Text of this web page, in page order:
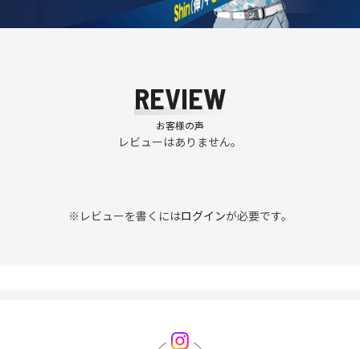
REVIEW
お客様の声
レビューはありません。
※レビューを書くにはログインが必要です。